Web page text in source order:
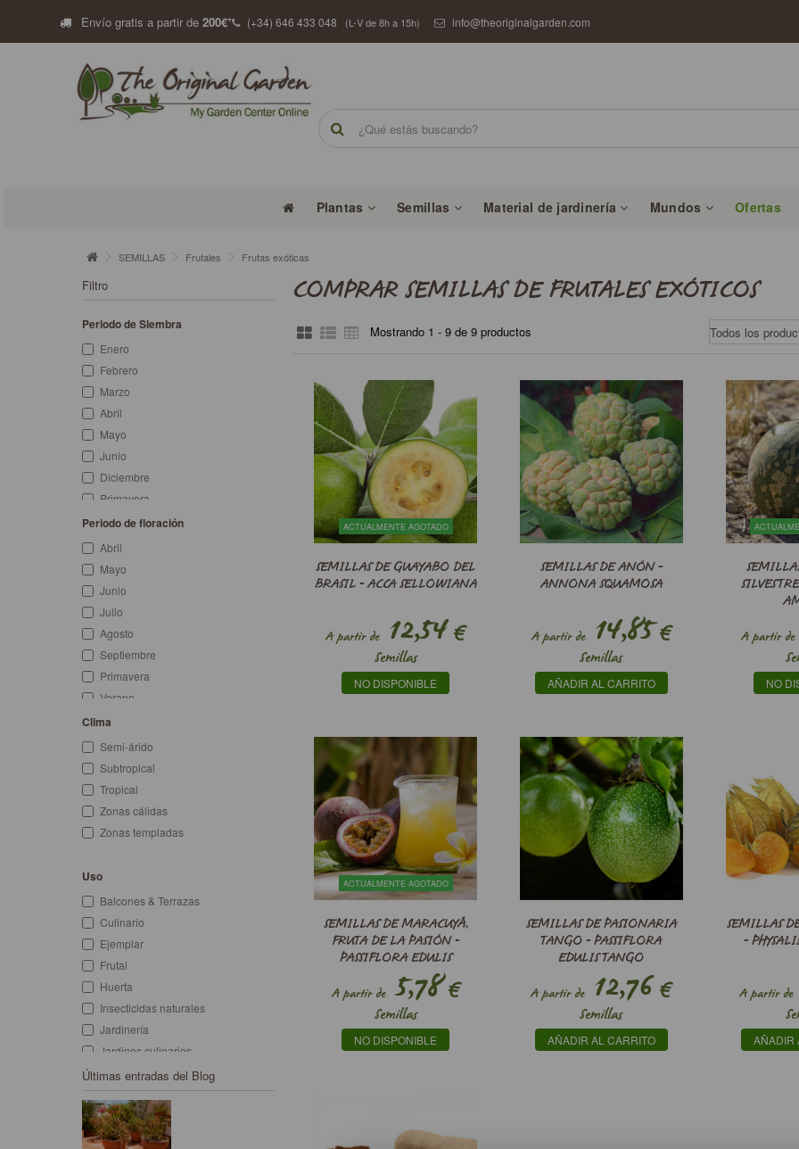
Envío gratis a partir de200€* (+34) 646 433 048 (L-V de 8h a 15h) info@theoriginalgarden.com
Plantas Semillas Material de jardinería Mundos Ofertas
SEMILLAS Frutales Frutas exóticas
Filtro
Periodo de Siembra
Enero
Febrero
Marzo
Abril
Mayo
Junio
Diciembre
Primavera
Invierno
Periodo de floración
Abril
Mayo
Junio
Julio
Agosto
Septiembre
Primavera
Verano
Clima
Semi-árido
Subtropical
Tropical
Zonas cálidas
Zonas templadas
Uso
Balcones & Terrazas
Culinario
Ejemplar
Frutal
Huerta
Insecticidas naturales
Jardinería
Jardines culinarios
Jardines urbanos
Litoral
Macetas & jardineras
Medicinal
Últimas entradas del Blog
COMPRAR SEMILLAS DE FRUTALES EXÓTICOS
Mostrando 1 - 9 de 9 productos
ACTUALMENTE AGOTADO
SEMILLAS DE GUAYABO DEL
BRASIL - ACCA SELLOWIANA
A partir de12,54€
Semillas
NO DISPONIBLE
SEMILLAS DE ANÓN -
ANNONA SQUAMOSA
A partir de14,85€
Semillas
AÑADIR AL CARRITO
A partir de
NO
ACTUALMENTE AGOTADO
SEMILLAS DE MARACUYÁ,
FRUTA DE LA PASIÓN -
PASSIFLORA EDULIS
A partir de5,78€
Semillas
NO DISPONIBLE
SEMILLAS DE PASIONARIA
TANGO - PASSIFLORA
EDULIS TANGO
A partir de12,76 €
Semillas
AÑADIR AL CARRITO
SEMILLAS
-
A partir de
AÑADIR